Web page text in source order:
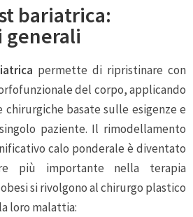
bariatrica:
permette di ripristinare con
del corpo, applicando
basate sulle esigenze e
paziente. Il rimodellamento
calo ponderale è diventato
più importante nella terapia
si rivolgono al chirurgo plastico
loro malattia: